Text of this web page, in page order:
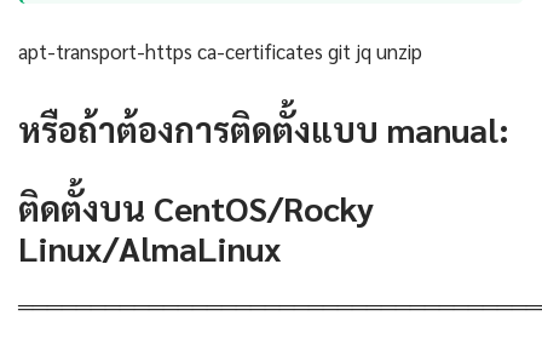
apt-transport-https ca-certificates git jq unzip
หรือถ้าต้องการติดตั้งแบบ manual:
ติดตั้งบน CentOS/Rocky
Linux/AlmaLinux